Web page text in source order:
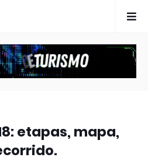
etapas, mapa,